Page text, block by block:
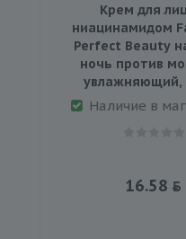
Крем для
ниацинамидом
Perfect Beauty
ночь против
увлажняющий,
Наличие в
16.58